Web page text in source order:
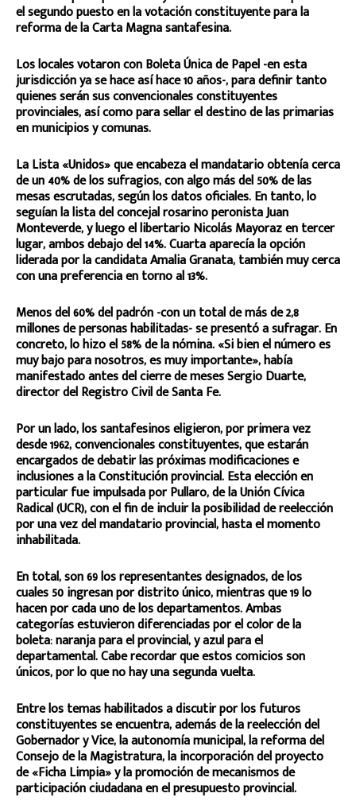
el segundo puesto en la votación constituyente para la
reforma de la Carta Magna santafesina.
Los locales votaron con Boleta Única de Papel -en esta
jurisdicción ya se hace así hace 10 años-, para definir tanto
quienes serán sus convencionales constituyentes
provinciales, así como para sellar el destino de las primarias
en municipios y comunas.
La Lista «Unidos» que encabeza el mandatario obtenía cerca
de un 40% de los sufragios, con algo más del 50% de las
mesas escrutadas, según los datos oficiales. En tanto, lo
seguían la lista del concejal rosarino peronista Juan
Monteverde, y luego el libertario Nicolás Mayoraz en tercer
lugar, ambos debajo del 14%. Cuarta aparecía la opción
liderada por la candidata Amalia Granata, también muy cerca
con una preferencia en torno al 13%.
Menos del 60% del padrón -con un total de más de 2,8
millones de personas habilitadas- se presentó a sufragar. En
concreto, lo hizo el 58% de la nómina. «Si bien el número es
muy bajo para nosotros, es muy importante», había
manifestado antes del cierre de meses Sergio Duarte,
director del Registro Civil de Santa Fe.
Por un lado, los santafesinos eligieron, por primera vez
desde 1962, convencionales constituyentes, que estarán
encargados de debatir las próximas modificaciones e
inclusiones a la Constitución provincial. Esta elección en
particular fue impulsada por Pullaro, de la Unión Cívica
Radical (UCR), con el fin de incluir la posibilidad de reelección
por una vez del mandatario provincial, hasta el momento
inhabilitada.
En total, son 69 los representantes designados, de los
cuales 50 ingresan por distrito único, mientras que 19 lo
hacen por cada uno de los departamentos. Ambas
categorías estuvieron diferenciadas por el color de la
boleta: naranja para el provincial, y azul para el
departamental. Cabe recordar que estos comicios son
únicos, por lo que no hay una segunda vuelta.
Entre los temas habilitados a discutir por los futuros
constituyentes se encuentra, además de la reelección del
Gobernador y Vice, la autonomía municipal, la reforma del
Consejo de la Magistratura, la incorporación del proyecto
de «Ficha Limpia» y la promoción de mecanismos de
participación ciudadana en el presupuesto provincial.